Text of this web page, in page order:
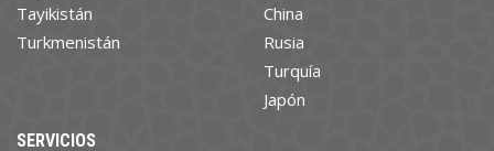
Tayikistán
Turkmenistán
China
Rusia
Turquía
Japón
SERVICIOS